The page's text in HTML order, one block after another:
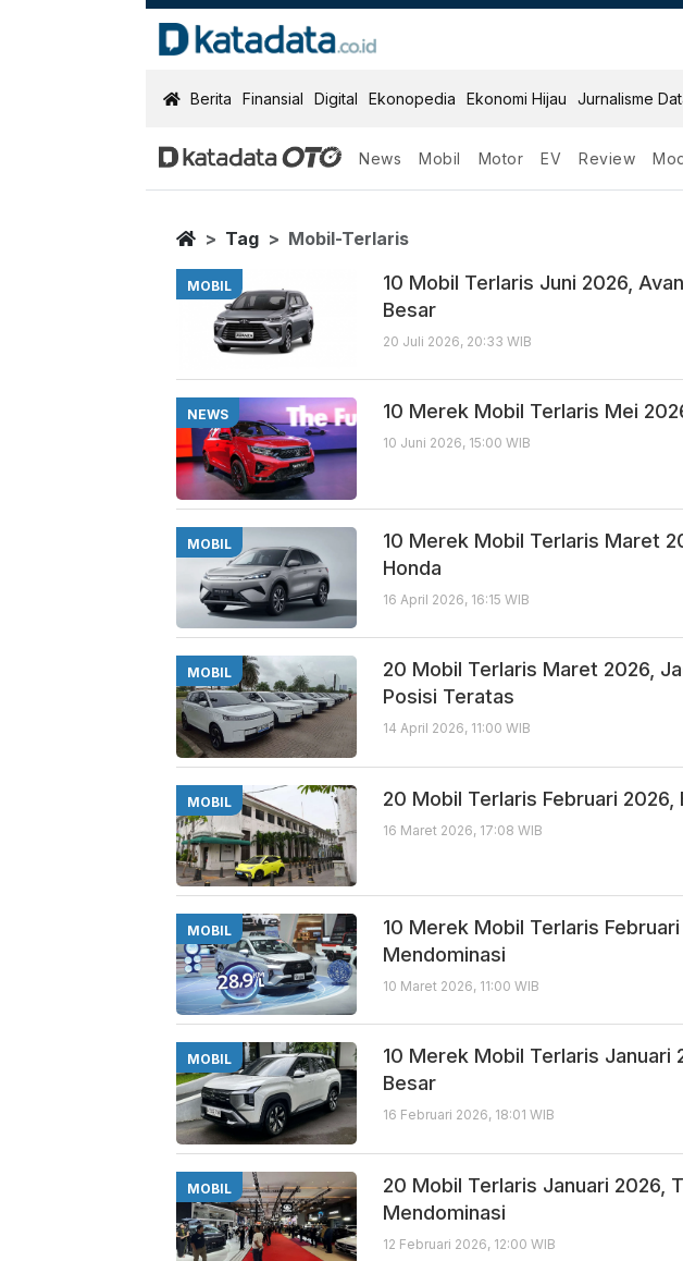
KatadataOTO
Berita Finansial Digital Ekonopedia Ekonomi Hijau Jurnalisme
News Mobil Motor EV Review
Mobil Terlaris
Berita Terbaru
Home
Tag Mobil-Terlaris
MOBIL
10 Mobil Terlaris Juni 2026,
Besar
20 Juli 2026, 20:33 WIB
NEWS 10 Merek Mobil Terlaris Mei
10 Juni 2026, 15:00 WIB
MOBIL
10 Merek Mobil Terlaris Maret
Honda
16 April 2026, 16:15 WIB
MOBIL
20 Mobil Terlaris Maret 2026,
Posisi Teratas
14 April 2026, 11:00 WIB
MOBIL 20 Mobil Terlaris Februari 2026,
16 Maret 2026, 17:08 WIB
MOBIL
10 Merek Mobil Terlaris
Mendominasi
10 Maret 2026, 11:00 WIB
MOBIL
10 Merek Mobil Terlaris Januari
Besar
16 Februari 2026, 18:01 WIB
MOBIL
20 Mobil Terlaris Januari 2026,
Mendominasi
12 Februari 2026, 12:00 WIB